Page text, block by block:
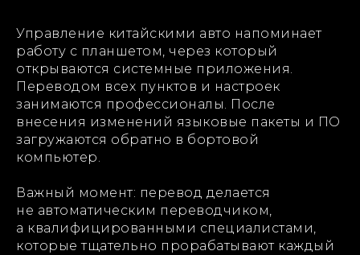
Управление китайскими авто напоминает
работу с планшетом, через который
открываются системные приложения.
Переводом всех пунктов и настроек
занимаются профессионалы. После
внесения изменений языковые пакеты и ПО
загружаются обратно в бортовой
компьютер.
Важный момент: перевод делается
не автоматическим переводчиком,
а квалифицированными специалистами,
которые тщательно прорабатывают каждый